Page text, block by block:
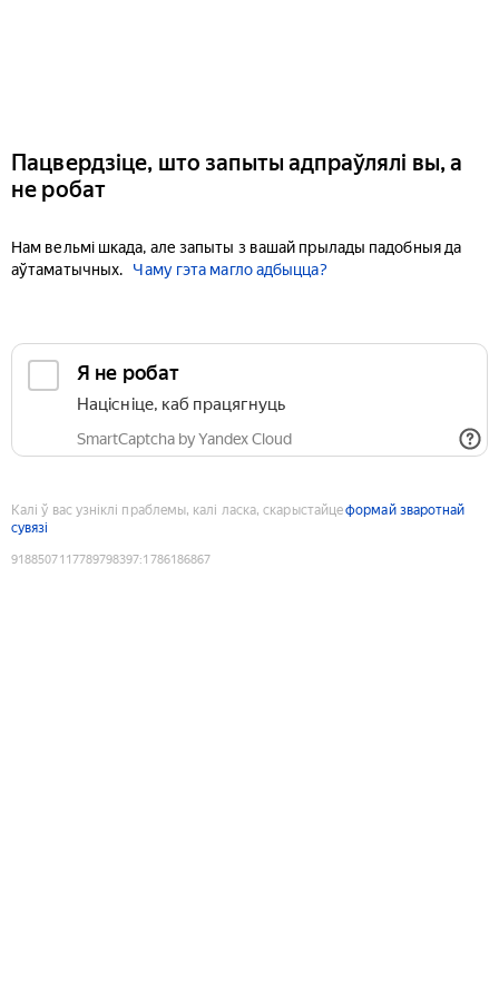
Пацвердзіце, што запыты адпраўлялі вы, а
не робат
Нам вельмі шкада, але запыты з вашай прылады падобныя да
аўтаматычных.
Чаму гэта магло адбыцца?
Я не робат
Націсніце, каб працягнуць
SmartCaptcha by Yandex Cloud
Калі ў вас узніклі праблемы, калі ласка, скарыстайцеформай зваротнай
сувязі
9188507117789798397:1786186867